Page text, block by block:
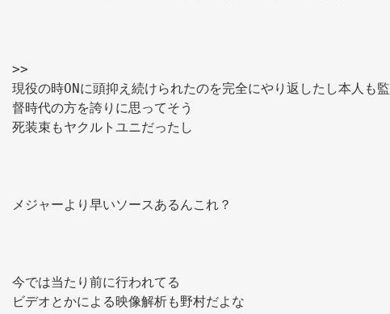
>>
現役の時ONに頭抑え続けられたのを完全にやり返したし本人も監
督時代の方を誇りに思ってそう
死装束もヤクルトユニだったし
メジャーより早いソースあるんこれ？
今では当たり前に行われてる
ビデオとかによる映像解析も野村だよな